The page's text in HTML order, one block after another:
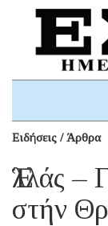
Ειδήσεις / Άρθρα
Ἑλλάς –
στήν